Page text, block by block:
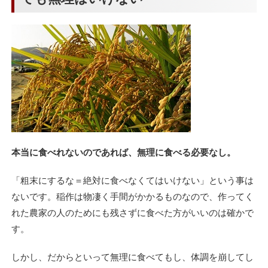
本当に食べれないのであれば、無理に食べる必要なし。
「粗末にするな＝絶対に食べなくてはいけない」という事は
ないです。稲作は物凄く手間がかかるものなので、作ってく
れた農家の人のためにも残さずに食べた方がいいのは確かで
す。
しかし、だからといって無理に食べてもし、体調を崩してし